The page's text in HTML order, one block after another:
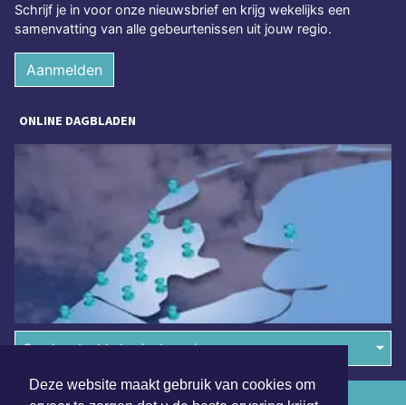
Deze website maakt gebruik van cookies om
Schrijf je in voor onze nieuwsbrief en krijg wekelijks een
samenvatting van alle gebeurtenissen uit jouw regio.
Aanmelden
ONLINE DAGBLADEN
Overige dagbladen in de regio